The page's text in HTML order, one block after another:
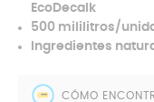
EcoDecalk
500 mililitros/
Ingredientes
CÓMO